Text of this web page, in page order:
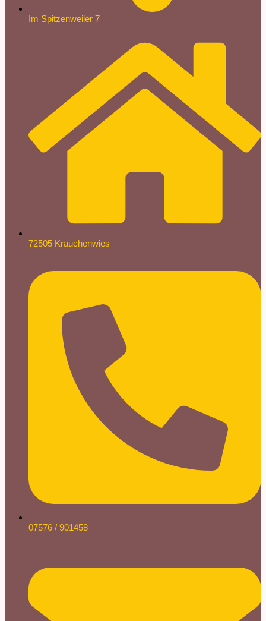
Im Spitzenweiler 7
72505 Krauchenwies
07576 / 901458